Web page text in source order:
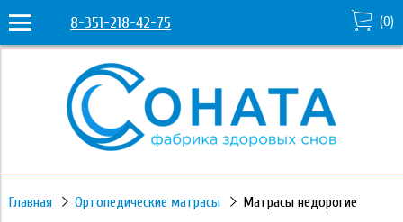
8-351-218-42-75 (0)
Главная Ортопедические матрасы Матрасы недорогие